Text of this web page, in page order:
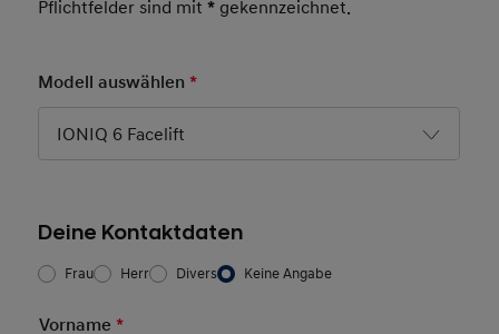
Pflichtfelder sind mit* gekennzeichnet.
Modell auswählen*
IONIQ 6 Facelift
Deine Kontaktdaten
Frau/Herr *
Frau Herr Divers Keine Angabe
Vorname *Pflichtfeld